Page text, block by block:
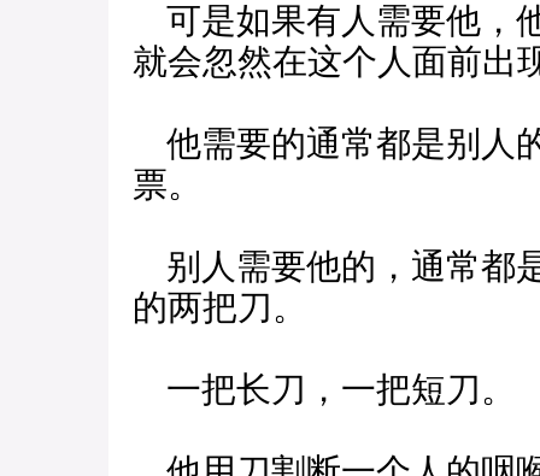
可是如果有人需要他，
就会忽然在这个人面前出
他需要的通常都是别人
票。
别人需要他的，通常都
的两把刀。
一把长刀，一把短刀。